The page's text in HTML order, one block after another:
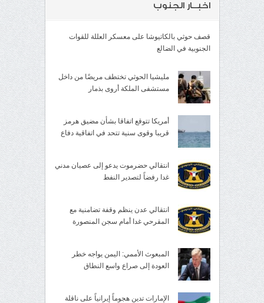
اخبــار الجنوب
قصف حوثي بالكاتيوشا على معسكر العللة للقوات
الجنوبية في الضالع
مليشيا الحوثي تختطف مريضًا من داخل
مستشفى الملكة أروى بذمار
أمريكا تتوقع اتفاقا بشأن مضيق هرمز
قريبا وقوى سنية تتحد في اتفاقية دفاع
انتقالي حضرموت يدعو إلى عصيان مدني
غدا رفضاً لتصدير النفط
انتقالي عدن ينظم وقفة تضامنية مع
المقرحي غدا أمام سجن المنصورة
المبعوث الأممي: اليمن يواجه خطر
العودة إلى صراع واسع النطاق
الإمارات تدين هجوماً إيرانياً على ناقلة